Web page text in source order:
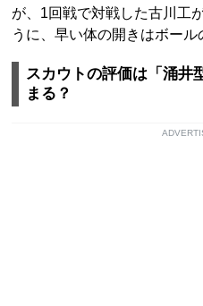
が、1回戦で対戦した古川工
うに、早い体の開きはボール
スカウトの評価は「涌井
まる？